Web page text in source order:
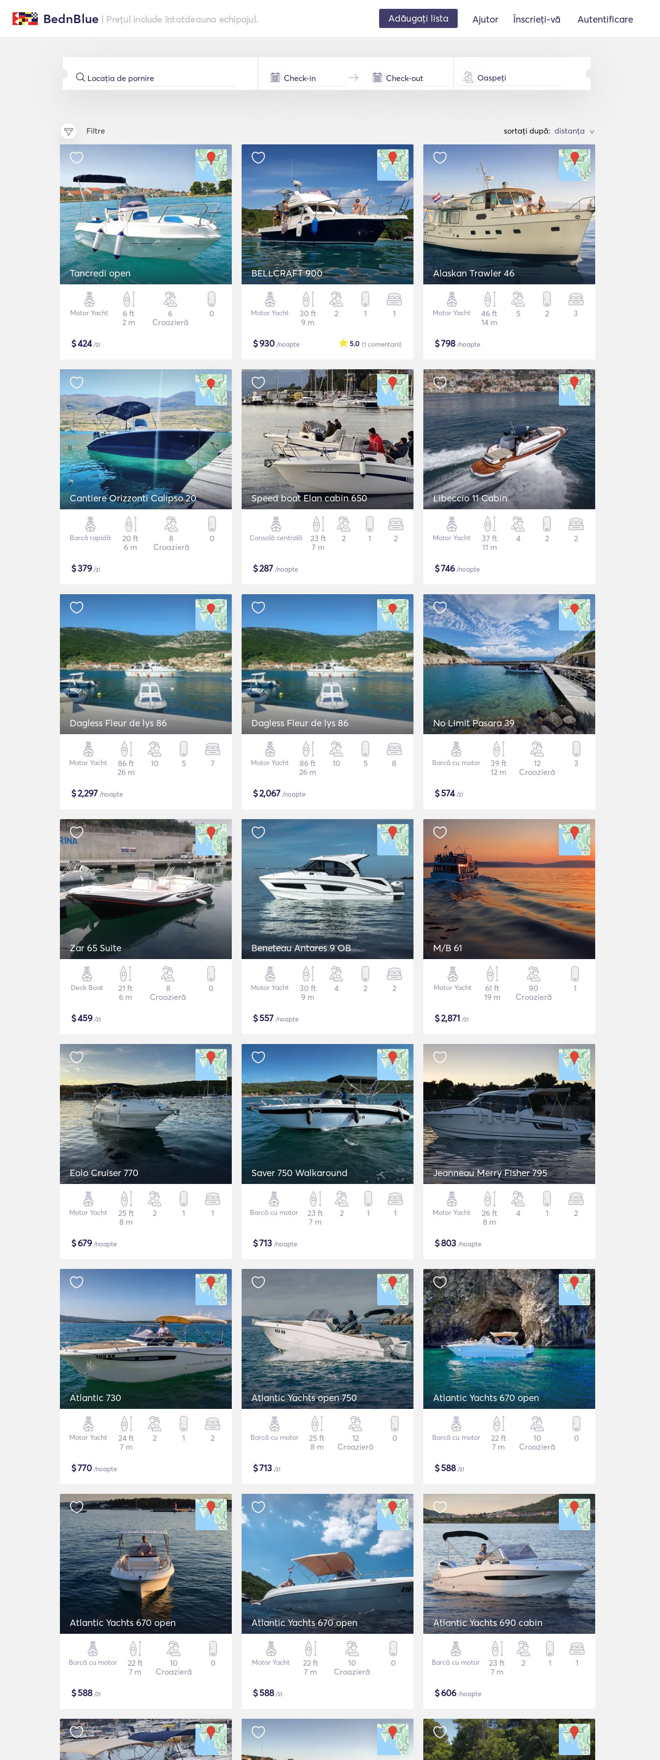
BednBlue | Prețul include întotdeauna echipajul. Adăugați lista Ajutor Înscrieți-vă Autentificare
Oaspeți
Filtre sortați după: >
Tancredi open
Motor Yacht
6 ft
2 m
6
Croazieră
0
$424/zi
BELLCRAFT 900
Motor Yacht
30 ft
9 m
2 1 1
$930 /noapte (1 comentarii)
5.0
Alaskan Trawler 46
Motor Yacht
46 ft
14 m
5 2 3
$798/noapte
Cantiere Orizzonti Calipso 20
Barcă rapidă
20 ft
6 m
8
Croazieră
0
$379/zi
Speed boat Elan cabin 650
Consolă centrală
23 ft
7 m
2 1 2
$287 /noapte
Libeccio 11 Cabin
Motor Yacht
37 ft
11 m
4 2 2
$746/noapte
Dagless Fleur de lys 86
Motor Yacht
86 ft
26 m
10 5 7
$2,297 /noapte
Dagless Fleur de lys 86
Motor Yacht
86 ft
26 m
10 5 8
$2,067 /noapte
No Limit Pasara 39
Barcă cu motor
39 ft
12 m
12
Croazieră
3
$574/zi
Zar 65 Suite
Deck Boat
21 ft
6 m
8
Croazieră
0
$459/zi
Beneteau Antares 9 OB
Motor Yacht
30 ft
9 m
4 2 2
$557 /noapte
M/B 61
Motor Yacht
61 ft
19 m
90
Croazieră
1
$2,871 /zi
Eolo Cruiser 770
Motor Yacht
25 ft
8 m
2 1 1
$679/noapte
Saver 750 Walkaround
Barcă cu motor
23 ft
7 m
2 1 1
$713 /noapte
Jeanneau Merry Fisher 795
Motor Yacht
26 ft
8 m
4 1 2
$803 /noapte
Atlantic 730
Motor Yacht
24 ft
7 m
2 1 2
$770 /noapte
Atlantic Yachts open 750
Barcă cu motor
25 ft
8 m
12
Croazieră
0
$713 /zi
Atlantic Yachts 670 open
Barcă cu motor
22 ft
7 m
10
Croazieră
0
$588/zi
Atlantic Yachts 670 open
Barcă cu motor
22 ft
7 m
10
Croazieră
0
$588/zi
Atlantic Yachts 670 open
Motor Yacht
22 ft
7 m
10
Croazieră
0
$588/zi
Atlantic Yachts 690 cabin
Barcă cu motor
23 ft
7 m
2 1 1
$606/noapte